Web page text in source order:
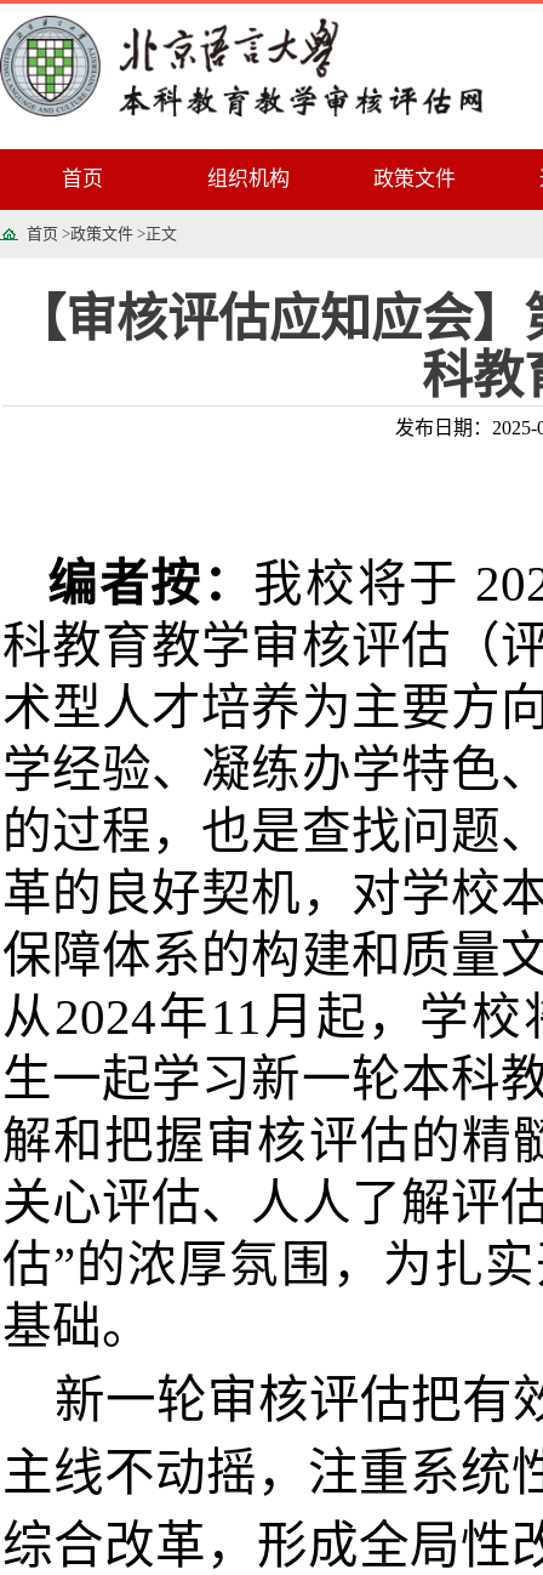
首页 组织机构 政策文件
首页 >政策文件 >正文
【审核评估应知应会
科教
发布日期：
编者按： 我校将于
科教育教学审核评估（
术型人才培养为主要方
学经验、凝练办学特色
的过程，也是查找问题
革的良好契机，对学校
保障体系的构建和质量
从2024年11月起，学
生一起学习新一轮本科
解和把握审核评估的精
关心评估、人人了解评
估”的浓厚氛围，为扎
基础。
新一轮审核评估把有
主线不动摇，注重系统
综合改革，形成全局性